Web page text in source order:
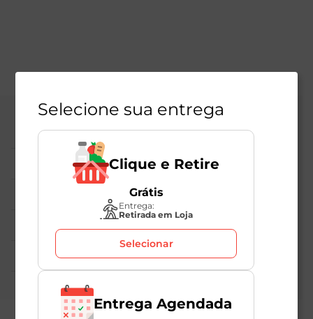
Central de Atendimento
Institucional
Atedimento ao Consumidor
Nossas Redes
Selecione sua entrega
Clique e Retire
Grátis
Entrega:
Retirada em Loja
Selecionar
Entrega Agendada